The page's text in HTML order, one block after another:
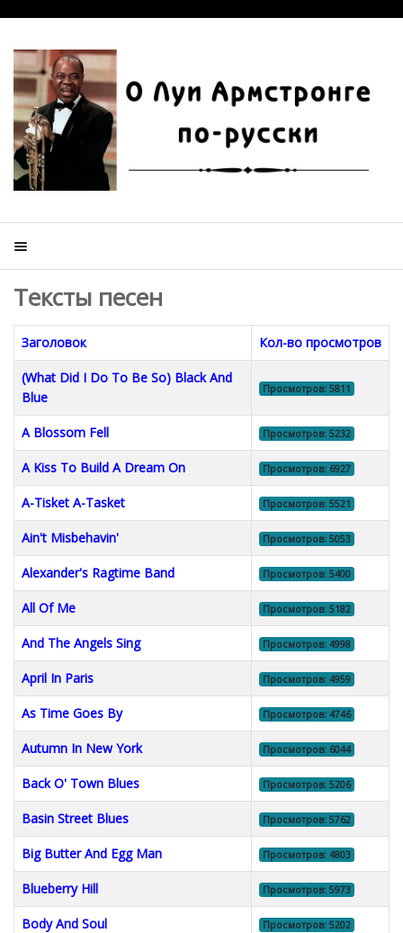
Тексты песен
Заголовок Кол-во просмотров
(What Did I Do To Be So) Black And
Blue
Просмотров: 5811
A Blossom Fell Просмотров: 5232
A Kiss To Build A Dream On Просмотров: 6927
A-Tisket A-Tasket Просмотров: 5521
Ain't Misbehavin' Просмотров: 5053
Alexander's Ragtime Band Просмотров: 5400
All Of Me Просмотров: 5182
And The Angels Sing Просмотров: 4998
April In Paris Просмотров: 4959
As Time Goes By Просмотров: 4746
Autumn In New York Просмотров: 6044
Back O' Town Blues Просмотров: 5206
Basin Street Blues Просмотров: 5762
Big Butter And Egg Man Просмотров: 4803
Blueberry Hill Просмотров: 5973
Body And Soul Просмотров: 5202